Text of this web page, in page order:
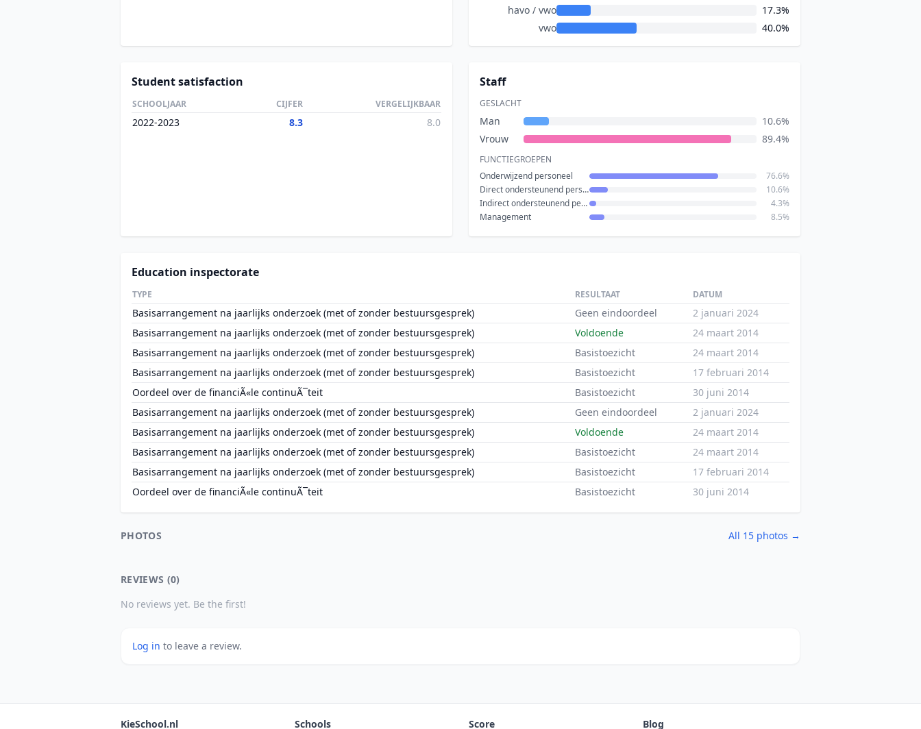
havo / vwo
17.3%
vwo
40.0%
Student satisfaction
SCHOOLJAAR CIJFER VERGELIJKBAAR
2022-2023 8.3 8.0
Staff
GESLACHT
Man
10.6%
Vrouw
89.4%
FUNCTIEGROEPEN
Onderwijzend personeel
76.6%
Direct ondersteunend personeel
10.6%
Indirect ondersteunend personeel
4.3%
Management
8.5%
Education inspectorate
TYPE RESULTAAT DATUM
Basisarrangement na jaarlijks onderzoek (met of zonder bestuursgesprek) Geen eindoordeel
2 januari 2024
Basisarrangement na jaarlijks onderzoek (met of zonder bestuursgesprek)
Voldoende
24 maart 2014
Basisarrangement na jaarlijks onderzoek (met of zonder bestuursgesprek)
Basistoezicht
24 maart 2014
Basisarrangement na jaarlijks onderzoek (met of zonder bestuursgesprek)
Basistoezicht
17 februari 2014
Oordeel over de financiÃ«le continuÃ¯teit
Basistoezicht
30 juni 2014
Basisarrangement na jaarlijks onderzoek (met of zonder bestuursgesprek)
Geen eindoordeel
2 januari 2024
Basisarrangement na jaarlijks onderzoek (met of zonder bestuursgesprek)
Voldoende
24 maart 2014
Basisarrangement na jaarlijks onderzoek (met of zonder bestuursgesprek)
Basistoezicht
24 maart 2014
Basisarrangement na jaarlijks onderzoek (met of zonder bestuursgesprek)
Basistoezicht
17 februari 2014
Oordeel over de financiÃ«le continuÃ¯teit
Basistoezicht 30 juni 2014
PHOTOS All 15 photos →
REVIEWS (0)
No reviews yet. Be the first!
Log in to leave a review.
KieSchool.nl Schools Score Blog